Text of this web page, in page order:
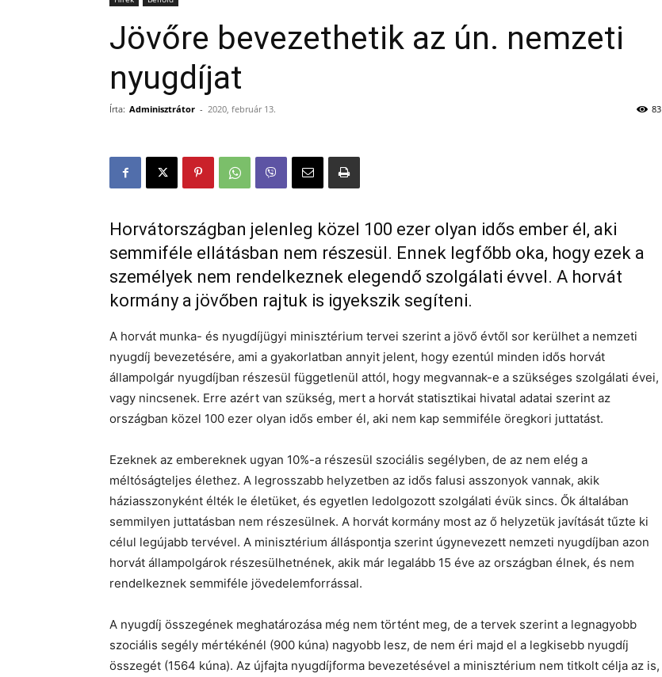
Jövőre bevezethetik az ún. nemzeti
nyugdíjat
Írta: Adminisztrátor - 2020, február 13. 83
Horvátországban jelenleg közel 100 ezer olyan idős ember él, aki
semmiféle ellátásban nem részesül. Ennek legfőbb oka, hogy ezek a
személyek nem rendelkeznek elegendő szolgálati évvel. A horvát
kormány a jövőben rajtuk is igyekszik segíteni.
A horvát munka- és nyugdíjügyi minisztérium tervei szerint a jövő évtől sor kerülhet a nemzeti
nyugdíj bevezetésére, ami a gyakorlatban annyit jelent, hogy ezentúl minden idős horvát
állampolgár nyugdíjban részesül függetlenül attól, hogy megvannak-e a szükséges szolgálati évei,
vagy nincsenek. Erre azért van szükség, mert a horvát statisztikai hivatal adatai szerint az
országban közel 100 ezer olyan idős ember él, aki nem kap semmiféle öregkori juttatást.
Ezeknek az embereknek ugyan 10%-a részesül szociális segélyben, de az nem elég a
méltóságteljes élethez. A legrosszabb helyzetben az idős falusi asszonyok vannak, akik
háziasszonyként élték le életüket, és egyetlen ledolgozott szolgálati évük sincs. Ők általában
semmilyen juttatásban nem részesülnek. A horvát kormány most az ő helyzetük javítását tűzte ki
célul legújabb tervével. A minisztérium álláspontja szerint úgynevezett nemzeti nyugdíjban azon
horvát állampolgárok részesülhetnének, akik már legalább 15 éve az országban élnek, és nem
rendelkeznek semmiféle jövedelemforrással.
A nyugdíj összegének meghatározása még nem történt meg, de a tervek szerint a legnagyobb
szociális segély mértékénél (900 kúna) nagyobb lesz, de nem éri majd el a legkisebb nyugdíj
összegét (1564 kúna). Az újfajta nyugdíjforma bevezetésével a minisztérium nem titkolt célja az is,